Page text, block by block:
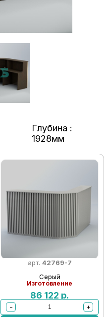
Глубина :
1928мм
арт. 42769-7
Серый
Изготовление
86 122 р.
−
+